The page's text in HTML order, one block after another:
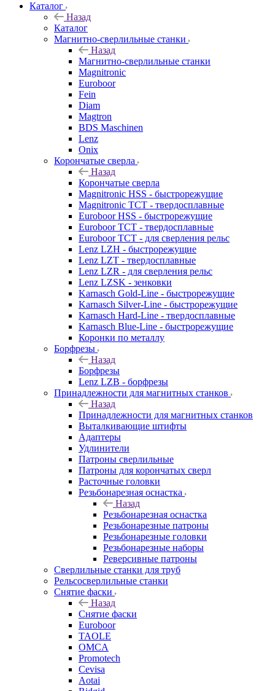
Каталог
Назад
Каталог
Магнитно-сверлильные станки
Назад
Магнитно-сверлильные станки
Magnitronic
Euroboor
Fein
Diam
Magtron
BDS Maschinen
Lenz
Onix
Корончатые сверла
Назад
Корончатые сверла
Magnitronic HSS - быстрорежущие
Magnitronic TCT - твердосплавные
Euroboor HSS - быстрорежущие
Euroboor TCT - твердосплавные
Euroboor TCT - для сверления рельс
Lenz LZH - быстрорежущие
Lenz LZT - твердосплавные
Lenz LZR - для сверления рельс
Lenz LZSK - зенковки
Karnasch Gold-Line - быстрорежущие
Karnasch Silver-Line - быстрорежущие
Karnasch Hard-Line - твердосплавные
Karnasch Blue-Line - быстрорежущие
Коронки по металлу
Борфрезы
Назад
Борфрезы
Lenz LZB - борфрезы
Принадлежности для магнитных станков
Назад
Принадлежности для магнитных станков
Выталкивающие штифты
Адаптеры
Удлинители
Патроны сверлильные
Патроны для корончатых сверл
Расточные головки
Резьбонарезная оснастка
Назад
Резьбонарезная оснастка
Резьбонарезные патроны
Резьбонарезные головки
Резьбонарезные наборы
Реверсивные патроны
Сверлильные станки для труб
Рельсосверлильные станки
Снятие фаски
Назад
Снятие фаски
Euroboor
TAOLE
OMCA
Promotech
Cevisa
Aotai